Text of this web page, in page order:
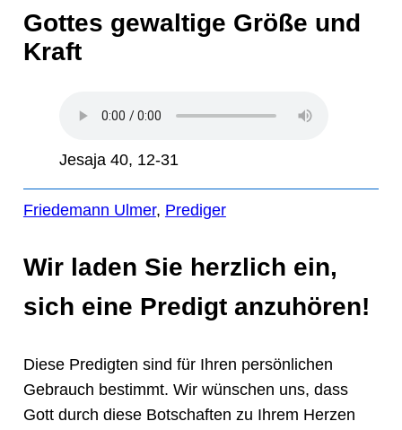
Gottes gewaltige Größe und
Kraft
Jesaja 40, 12-31
Friedemann Ulmer, Prediger
Wir laden Sie herzlich ein,
sich eine Predigt anzuhören!
Diese Predigten sind für Ihren persönlichen
Gebrauch bestimmt. Wir wünschen uns, dass
Gott durch diese Botschaften zu Ihrem Herzen